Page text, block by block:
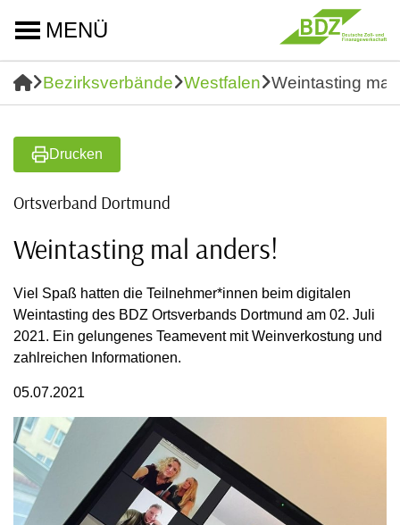
MENÜ
Bezirksverbände Westfalen Weintasting mal
Drucken
Ortsverband Dortmund
Weintasting mal anders!
Viel Spaß hatten die Teilnehmer*innen beim digitalen
Weintasting des BDZ Ortsverbands Dortmund am 02. Juli
2021. Ein gelungenes Teamevent mit Weinverkostung und
zahlreichen Informationen.
05.07.2021